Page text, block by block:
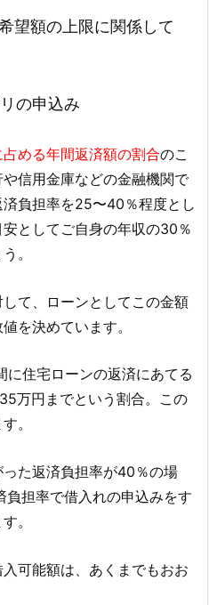
望額の上限に関係して
の申込み
める年間返済額の割合のこ
信用金庫などの金融機関で
負担率を25〜40％程度とし
としてご自身の年収の30％
。
て、ローンとしてこの金額
を決めています。
住宅ローンの返済にあてる
万円までという割合。この
。
た返済負担率が40％の場
担率で借入れの申込みをす
。
可能額は、あくまでもおお